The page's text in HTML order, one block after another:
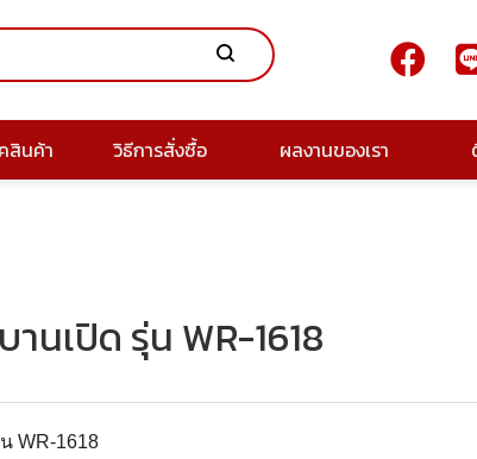
สินค้า วิธีการสั่งซื้อ ผลงานของเรา
นเปิด รุ่น WR-1618
WR-1618